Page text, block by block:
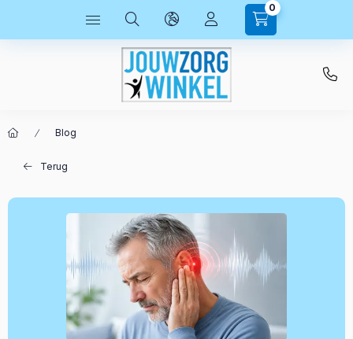
0
Blog
Terug